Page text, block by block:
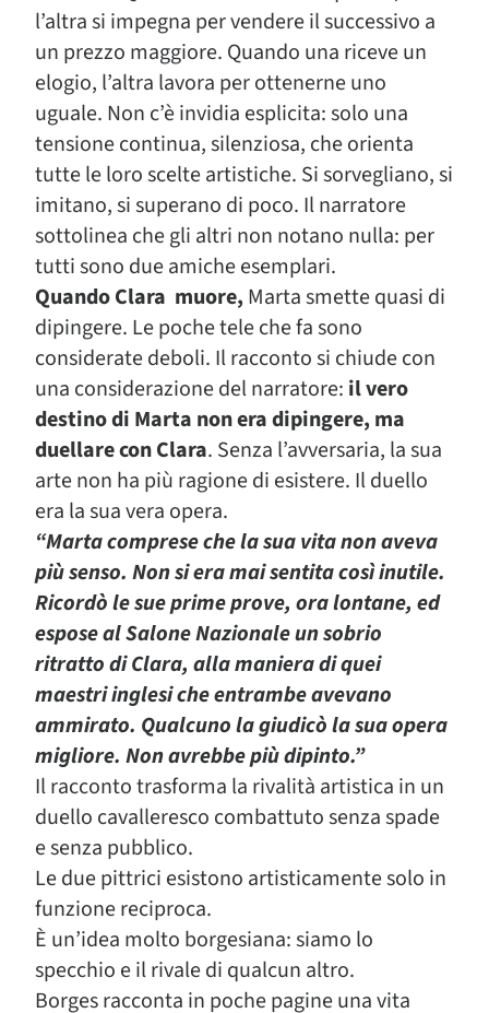
l’altra si impegna per vendere il successivo a
un prezzo maggiore. Quando una riceve un
elogio, l’altra lavora per ottenerne uno
uguale. Non c’è invidia esplicita: solo una
tensione continua, silenziosa, che orienta
tutte le loro scelte artistiche. Si sorvegliano, si
imitano, si superano di poco. Il narratore
sottolinea che gli altri non notano nulla: per
tutti sono due amiche esemplari.
Quando Clara muore, Marta smette quasi di
dipingere. Le poche tele che fa sono
considerate deboli. Il racconto si chiude con
una considerazione del narratore: il vero
destino di Marta non era dipingere, ma
duellare con Clara. Senza l’avversaria, la sua
arte non ha più ragione di esistere. Il duello
era la sua vera opera.
“Marta comprese che la sua vita non aveva
più senso. Non si era mai sentita così inutile.
Ricordò le sue prime prove, ora lontane, ed
espose al Salone Nazionale un sobrio
ritratto di Clara, alla maniera di quei
maestri inglesi che entrambe avevano
ammirato. Qualcuno la giudicò la sua opera
migliore. Non avrebbe più dipinto.”
Il racconto trasforma la rivalità artistica in un
duello cavalleresco combattuto senza spade
e senza pubblico.
Le due pittrici esistono artisticamente solo in
funzione reciproca.
È un’idea molto borgesiana: siamo lo
specchio e il rivale di qualcun altro.
Borges racconta in poche pagine una vita